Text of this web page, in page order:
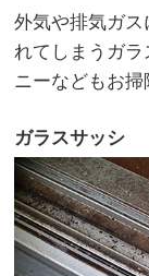
外気や排気ガ
れてしまうガラ
ニーなどもお掃
ガラスサッシ